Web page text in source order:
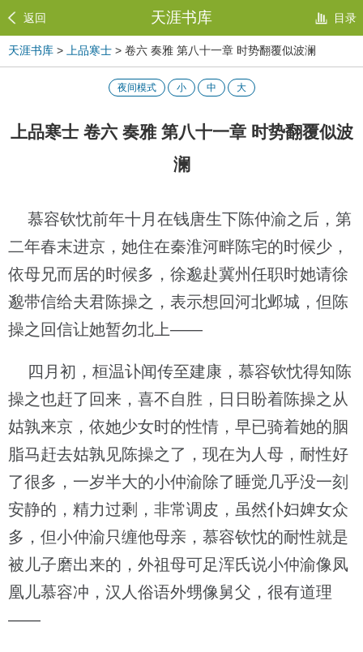
返回 天涯书库 目录
天涯书库 > 上品寒士 > 卷六 奏雅 第八十一章 时势翻覆似波澜
夜间模式 小 中 大
上品寒士 卷六 奏雅 第八十一章 时势翻覆似波
澜
慕容钦忱前年十月在钱唐生下陈仲渝之后，第
二年春末进京，她住在秦淮河畔陈宅的时候少，
依母兄而居的时候多，徐邈赴冀州任职时她请徐
邈带信给夫君陈操之，表示想回河北邺城，但陈
操之回信让她暂勿北上——
四月初，桓温讣闻传至建康，慕容钦忱得知陈
操之也赶了回来，喜不自胜，日日盼着陈操之从
姑孰来京，依她少女时的性情，早已骑着她的胭
脂马赶去姑孰见陈操之了，现在为人母，耐性好
了很多，一岁半大的小仲渝除了睡觉几乎没一刻
安静的，精力过剩，非常调皮，虽然仆妇婢女众
多，但小仲渝只缠他母亲，慕容钦忱的耐性就是
被儿子磨出来的，外祖母可足浑氏说小仲渝像凤
凰儿慕容冲，汉人俗语外甥像舅父，很有道理
——